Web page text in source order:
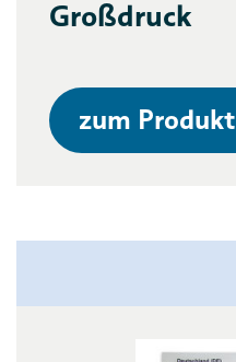
Großdruck
zum Produkt